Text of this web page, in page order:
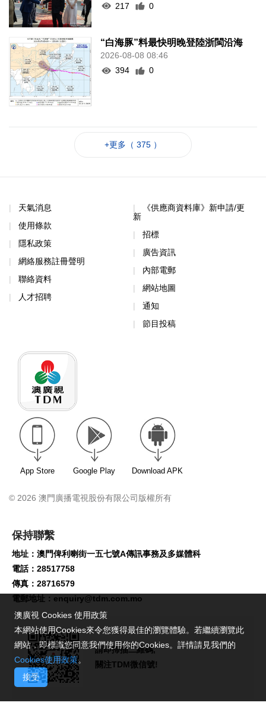
217
0
“白海豚”料最快明晚登陸浙閩沿海
2026-08-08 08:46
394
0
+更多（ 375 ）
天氣消息
使用條款
隱私政策
網絡服務註冊聲明
聯絡資料
人才招聘
《供應商資料庫》新申請/更
新
招標
廣告資訊
內部電郵
網站地圖
通知
節目投稿
App Store Google Play Download APK
© 2026 澳門廣播電視股份有限公司版權所有
保持聯繫
地址：澳門俾利喇街一五七號A傳訊事務及多媒體科
電話：28517758
傳真：28716579
電郵地址： enquiry@tdm.com.mo
請即掃描二維碼,
關注TDM微信號!
澳廣視 Cookies 使用政策
本網站使用Cookies來令您獲得最佳的瀏覽體驗。若繼續瀏覽此
網站，即標識您同意我們使用你的Cookies。詳情請見我們的
Cookies使用政策。
接受